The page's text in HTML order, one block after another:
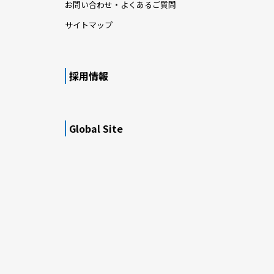
お問い合わせ・よくあるご質問
サイトマップ
採用情報
Global Site